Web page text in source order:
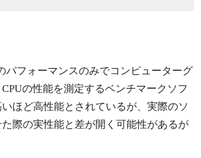
パフォーマンスのみでコンピューターグ
の性能を測定するベンチマークソフ
ほど高性能とされているが、実際のソ
際の実性能と差が開く可能性があるが